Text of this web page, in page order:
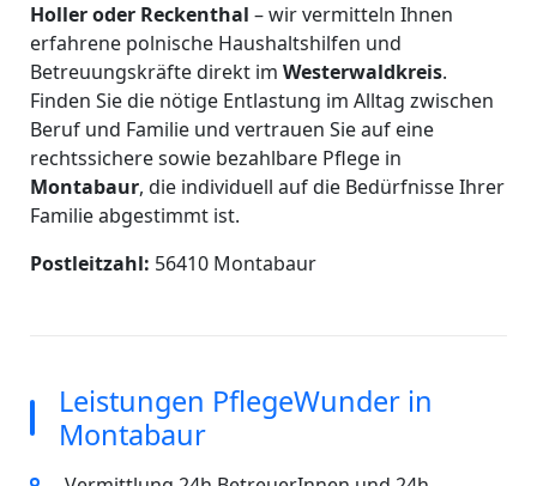
Holler oder Reckenthal – wir vermitteln Ihnen
erfahrene polnische Haushaltshilfen und
Betreuungskräfte direkt im Westerwaldkreis.
Finden Sie die nötige Entlastung im Alltag zwischen
Beruf und Familie und vertrauen Sie auf eine
rechtssichere sowie bezahlbare Pflege in
Montabaur, die individuell auf die Bedürfnisse Ihrer
Familie abgestimmt ist.
Postleitzahl: 56410 Montabaur
Leistungen PflegeWunder in
Montabaur